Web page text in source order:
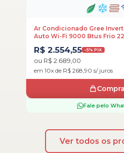
Ar Condicionado Gree
Auto Wi-Fi 9000 Btus Frio
R$ 2.554,55 -5% PIX
ou R$ 2.689,00
em 10x de R$ 268,90 s/ juros
Fale pelo
Ver todos os